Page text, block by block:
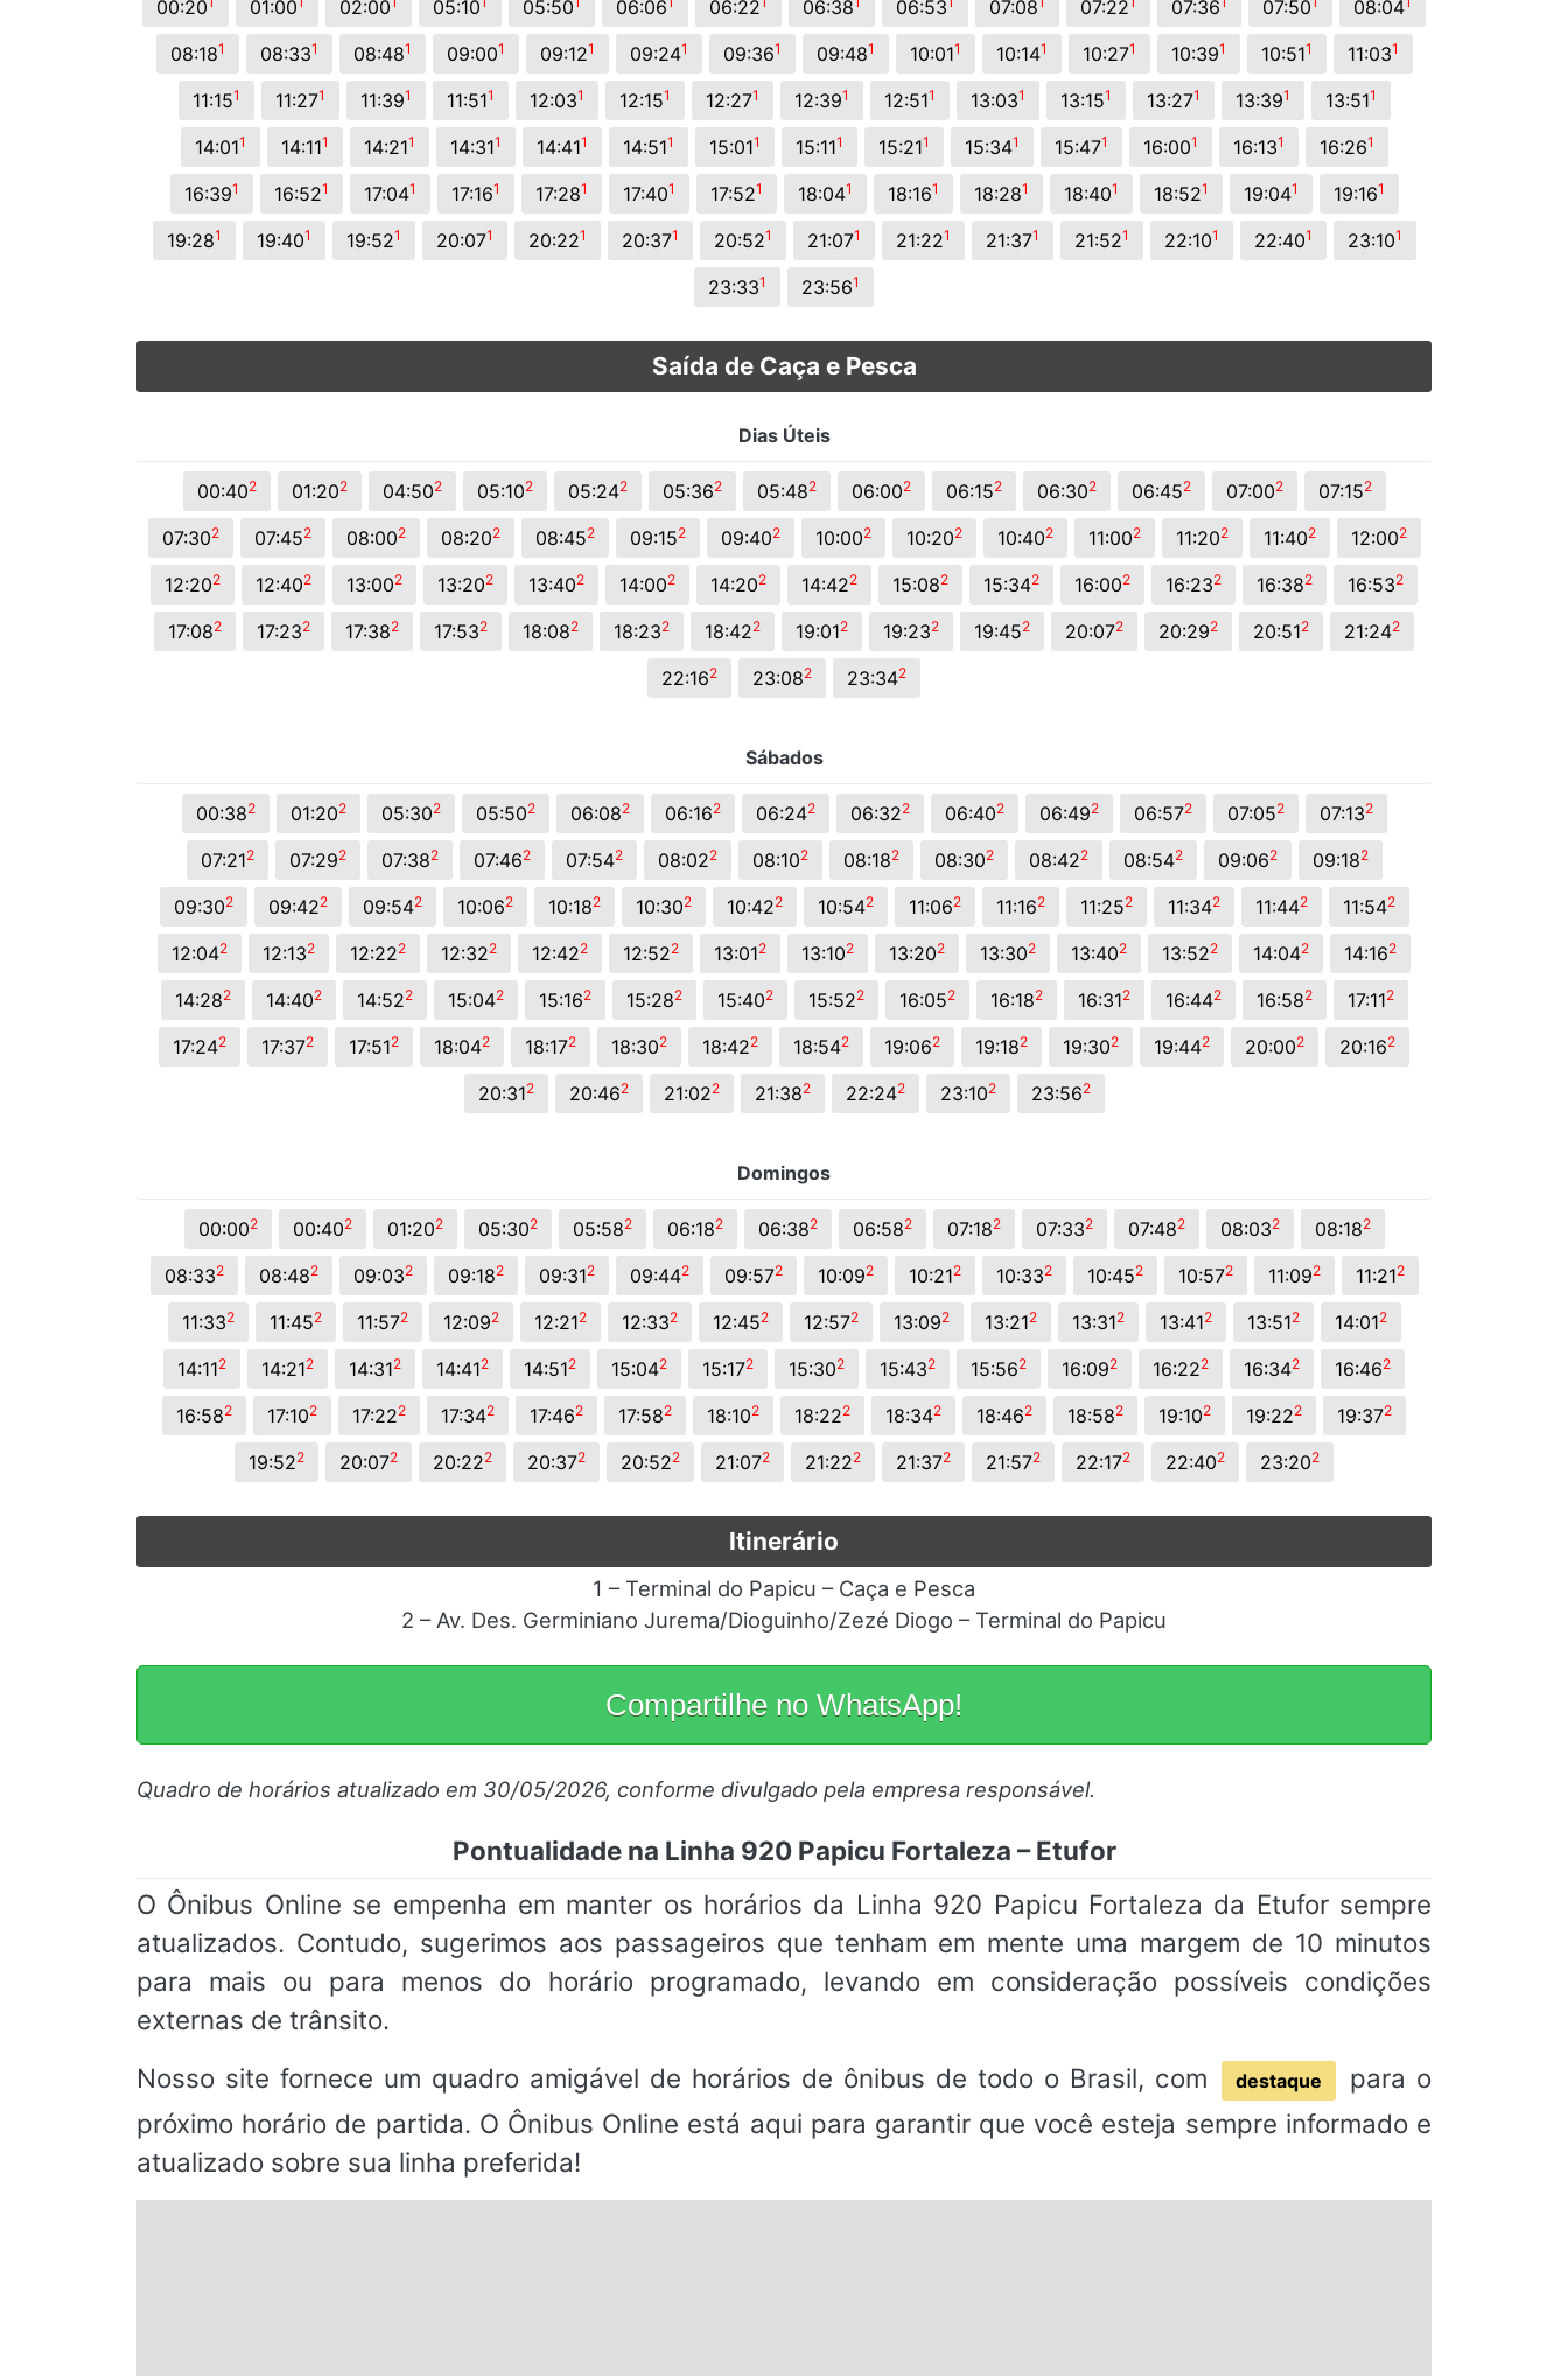
00:20 01:00 02:00 05:10 05:50 06:06 06:22 06:38 06:53 07:08 07:22 07:36 07:50 08:04
08:181 08:331 08:481 09:001 09:121 09:241 09:361 09:481 10:011 10:141 10:271 10:391 10:511 11:031
11:151 11:271 11:391 11:511 12:031 12:151 12:271 12:391 12:511 13:031 13:151 13:271 13:391 13:511
14:011 14:111 14:211 14:311 14:411 14:511 15:011 15:111 15:211 15:341 15:471 16:001 16:131 16:261
16:391 16:521 17:041 17:161 17:281 17:401 17:521 18:041 18:161 18:281 18:401 18:521 19:041 19:161
19:281 19:401 19:521 20:071 20:221 20:371 20:521 21:071 21:221 21:371 21:521 22:101 22:401 23:101
23:331 23:561
Saída de Caça e Pesca
Dias Úteis
00:402 01:202 04:502 05:102 05:242 05:362 05:482 06:002 06:152 06:302 06:452 07:002 07:152
07:302 07:452 08:002 08:202 08:452 09:152 09:402 10:002 10:202 10:402 11:002 11:202 11:402 12:002
12:202 12:402 13:002 13:202 13:402 14:002 14:202 14:422 15:082 15:342 16:002 16:232 16:382 16:532
17:082 17:232 17:382 17:532 18:082 18:232 18:422 19:012 19:232 19:452 20:072 20:292 20:512 21:242
22:162 23:082 23:342
Sábados
00:382 01:202 05:302 05:502 06:082 06:162 06:242 06:322 06:402 06:492 06:572 07:052 07:132
07:212 07:292 07:382 07:462 07:542 08:022 08:102 08:182 08:302 08:422 08:542 09:062 09:182
09:302 09:422 09:542 10:062 10:182 10:302 10:422 10:542 11:062 11:162 11:252 11:342 11:442 11:542
12:042 12:132 12:222 12:322 12:422 12:522 13:012 13:102 13:202 13:302 13:402 13:522 14:042 14:162
14:282 14:402 14:522 15:042 15:162 15:282 15:402 15:522 16:052 16:182 16:312 16:442 16:582 17:112
17:242 17:372 17:512 18:042 18:172 18:302 18:422 18:542 19:062 19:182 19:302 19:442 20:002 20:162
20:312 20:462 21:022 21:382 22:242 23:102 23:562
Domingos
00:002 00:402 01:202 05:302 05:582 06:182 06:382 06:582 07:182 07:332 07:482 08:032 08:182
08:332 08:482 09:032 09:182 09:312 09:442 09:572 10:092 10:212 10:332 10:452 10:572 11:092 11:212
11:332 11:452 11:572 12:092 12:212 12:332 12:452 12:572 13:092 13:212 13:312 13:412 13:512 14:012
14:112 14:212 14:312 14:412 14:512 15:042 15:172 15:302 15:432 15:562 16:092 16:222 16:342 16:462
16:582 17:102 17:222 17:342 17:462 17:582 18:102 18:222 18:342 18:462 18:582 19:102 19:222 19:372
19:522 20:072 20:222 20:372 20:522 21:072 21:222 21:372 21:572 22:172 22:402 23:202
Itinerário
1 – Terminal do Papicu – Caça e Pesca
2 – Av. Des. Germiniano Jurema/Dioguinho/Zezé Diogo – Terminal do Papicu
Compartilhe no WhatsApp!
Quadro de horários atualizado em 30/05/2026, conforme divulgado pela empresa responsável.
Pontualidade na Linha 920 Papicu Fortaleza – Etufor
O Ônibus Online se empenha em manter os horários da Linha 920 Papicu Fortaleza da Etufor sempre
atualizados. Contudo, sugerimos aos passageiros que tenham em mente uma margem de 10 minutos
para mais ou para menos do horário programado, levando em consideração possíveis condições
externas de trânsito.
Nosso site fornece um quadro amigável de horários de ônibus de todo o Brasil, com
destaque
para o
próximo horário de partida. O Ônibus Online está aqui para garantir que você esteja sempre informado e
atualizado sobre sua linha preferida!